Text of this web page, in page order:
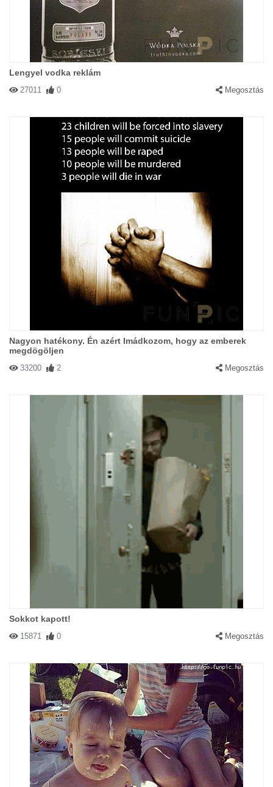
Lengyel vodka reklám
27011 0 Megosztás
Nagyon hatékony. Én azért Imádkozom, hogy az emberek
megdögöljen
33200 2 Megosztás
Sokkot kapott!
15871 0 Megosztás